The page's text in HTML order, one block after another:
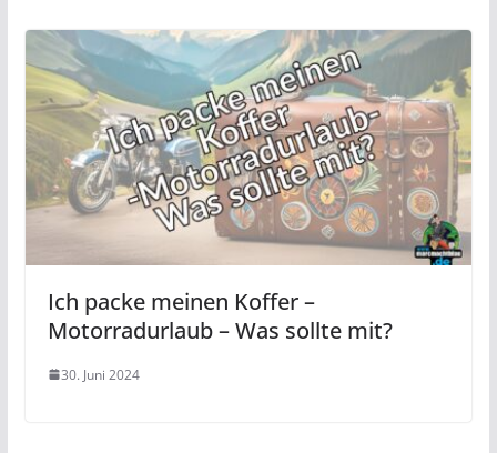
Ich packe meinen Koffer –
Motorradurlaub – Was sollte mit?
30. Juni 2024